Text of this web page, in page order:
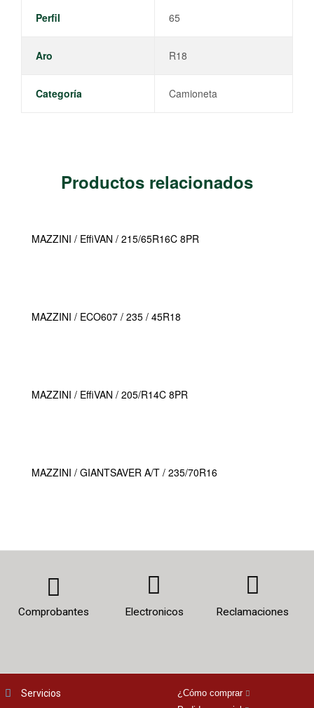
Perfil 65
Aro R18
Categoría Camioneta
Productos relacionados
MAZZINI / EffiVAN / 215/65R16C 8PR
MAZZINI / ECO607 / 235 / 45R18
MAZZINI / EffiVAN / 205/R14C 8PR
MAZZINI / GIANTSAVER A/T / 235/70R16
Comprobantes Electronicos Reclamaciones
Servicios
¿Cómo comprar